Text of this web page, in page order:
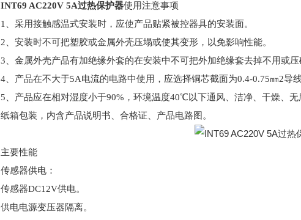
INT69 AC220V 5A过热保护器使用注意事项
1、采用接触感温式安装时，应使产品贴紧被控器具的安装面。
2、安装时不可把塑胶或金属外壳压塌或使其变形，以免影响性能。
3、金属外壳产品有加绝缘外套的在安装中不可把外加绝缘套去掉不用或压
4、产品在不大于5A电流的电路中使用，应选择铜芯截面为0.4-0.75㎜2导线
5、产品应在相对湿度小于90%，环境温度40℃以下通风、洁净、干燥、无
纸箱包装，内含产品说明书、合格证、产品电路图。
主要性能
传感器供电：
传感器DC12V供电。
供电电源变压器隔离。